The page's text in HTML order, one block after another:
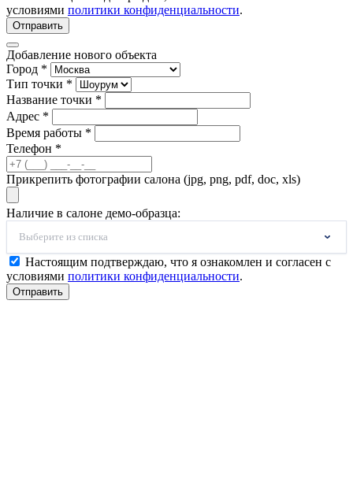
условиями политики конфиденциальности.
Отправить
Добавление нового объекта
Город *
Тип точки *
Название точки *
Адрес *
Время работы *
Телефон *
Прикрепить фотографии салона (jpg, png, pdf, doc, xls)
Наличие в салоне демо-образца:
Выберите из списка
Настоящим подтверждаю, что я ознакомлен и согласен с
условиями политики конфиденциальности.
Отправить